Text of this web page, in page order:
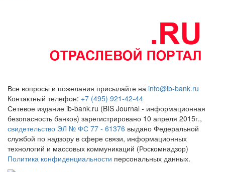
Все вопросы и пожелания присылайте на info@ib-bank.ru
Контактный телефон: +7 (495) 921-42-44
Сетевое издание ib-bank.ru (BIS Journal - информационная
безопасность банков) зарегистрировано 10 апреля 2015г.,
свидетельство ЭЛ № ФС 77 - 61376 выдано Федеральной
службой по надзору в сфере связи, информационных
технологий и массовых коммуникаций (Роскомнадзор)
Политика конфиденциальности персональных данных.